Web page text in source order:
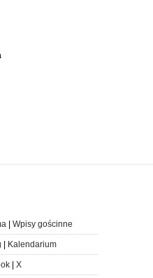
| Wpisy gościnne
Kalendarium
| X